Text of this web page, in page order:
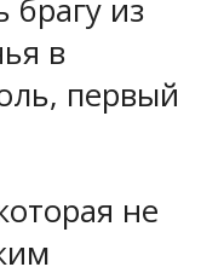
брагу из
в
первый
не